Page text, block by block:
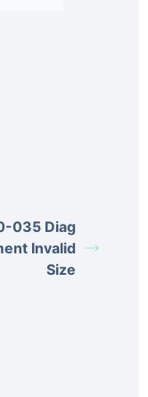
035 Diag
Invalid
Size